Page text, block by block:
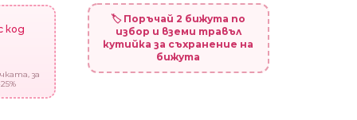
код
за
🏷️ Поръчай 2 бижута по
избор и вземи травъл
кутийка за съхранение на
бижута